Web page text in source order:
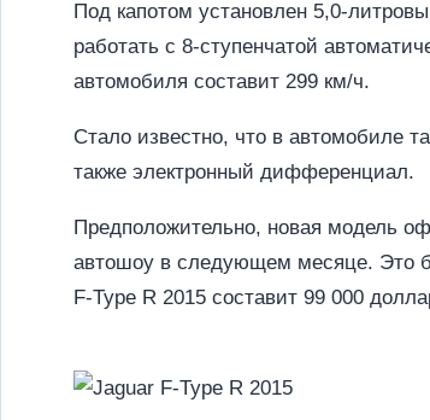
Под капотом установлен 5,0-
работать с 8-ступенчатой
автомобиля составит 299 км/ч.
Стало известно, что в автомобиле
также электронный дифференциал.
Предположительно, новая модель
автошоу в следующем месяце. Это
F-Type R 2015 составит 99 000